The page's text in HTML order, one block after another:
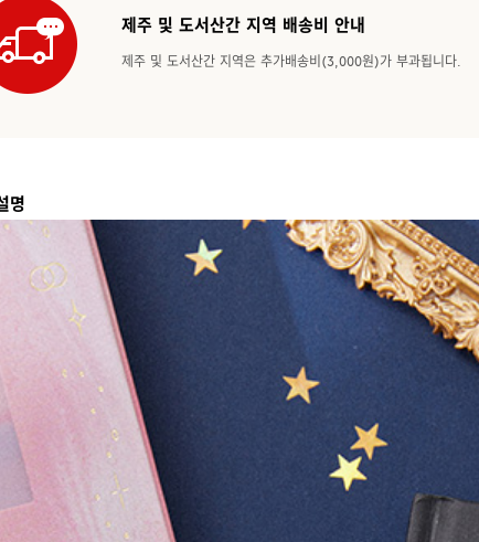
제주 및 도서산간 지역 배송비 안내
제주 및 도서산간 지역은 추가배송비(3,000원)가 부과됩니다.
명